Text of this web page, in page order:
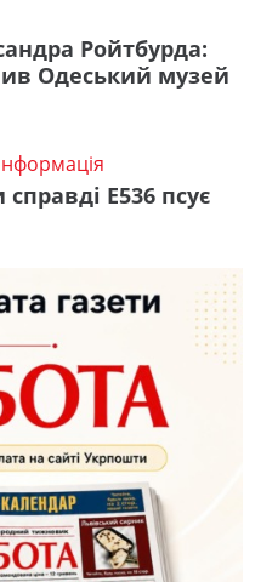
Ройтбурда:
Одеський музей
Е536 псує